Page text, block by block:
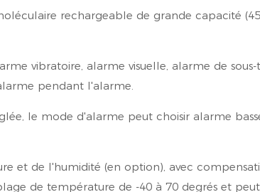
rechargeable de grande capacité
vibratoire, alarme visuelle, alarme de
pendant l'alarme.
le mode d'alarme peut choisir alarme
et de l'humidité (en option), avec
de température de -40 à 70 degrés et